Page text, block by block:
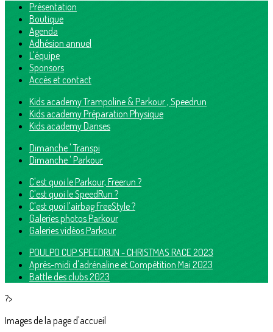
Présentation
Boutique
Agenda
Adhésion annuel
L'équipe
Sponsors
Accès et contact
Kids academy Trampoline & Parkour , Speedrun
Kids academy Préparation Physique
Kids academy Danses
Dimanche ' Transpi
Dimanche ' Parkour
C'est quoi le Parkour, Freerun ?
C'est quoi le SpeedRun ?
C'est quoi l'airbag FreeStyle ?
Galeries photos Parkour
Galeries vidéos Parkour
POULPO CUP SPEEDRUN - CHRISTMAS RACE 2023
Après-midi d'adrénaline et Compétition Mai 2023
Battle des clubs 2023
?>
Images de la page d'accueil